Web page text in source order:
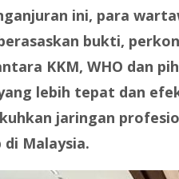
ini, para
bukti,
KKM, WHO dan
lebih tepat dan
jaringan
Malaysia.